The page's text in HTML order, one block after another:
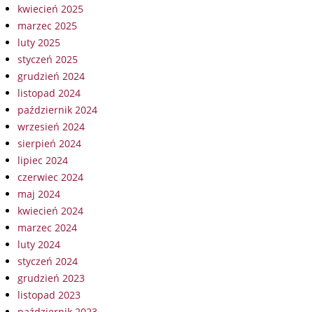
kwiecień 2025
marzec 2025
luty 2025
styczeń 2025
grudzień 2024
listopad 2024
październik 2024
wrzesień 2024
sierpień 2024
lipiec 2024
czerwiec 2024
maj 2024
kwiecień 2024
marzec 2024
luty 2024
styczeń 2024
grudzień 2023
listopad 2023